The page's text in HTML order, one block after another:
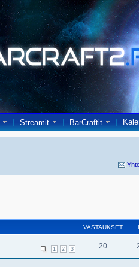
Streamit BarCraftit
VASTAUKSET
1 2 3 20